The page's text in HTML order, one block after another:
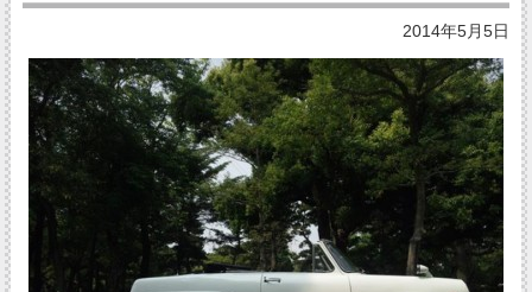
2014年5月5日